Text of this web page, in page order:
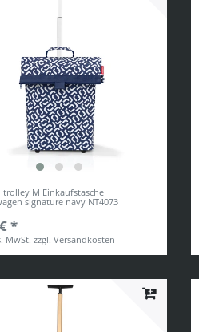
trolley M Einkaufstasche
signature navy NT4073
*
MwSt. zzgl.Versandkosten